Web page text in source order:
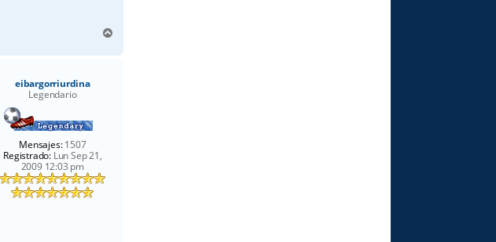
r
eibargorriurdina
Legendario
Mensajes:1507
Registrado:Lun Sep 21,
2009 12:03 pm